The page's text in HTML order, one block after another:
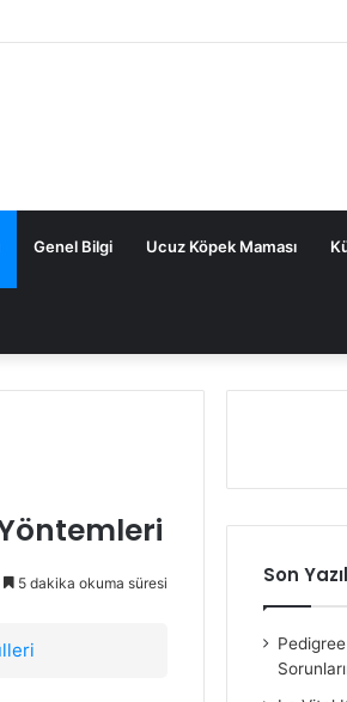
Genel Bilgi Ucuz Köpek Maması
5 dakika okuma süresi Son